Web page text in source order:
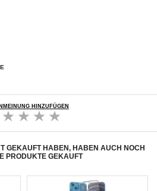
HINZUFÜGEN
GEKAUFT HABEN, HABEN AUCH NOCH
PRODUKTE GEKAUFT